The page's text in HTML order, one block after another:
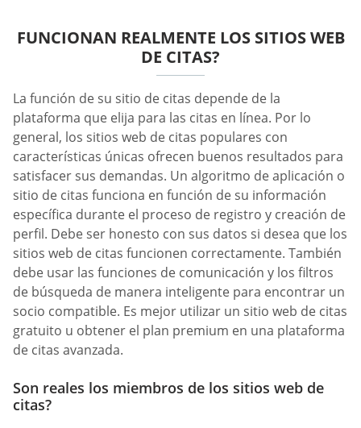
FUNCIONAN REALMENTE LOS SITIOS WEB
DE CITAS?
La función de su sitio de citas depende de la
plataforma que elija para las citas en línea. Por lo
general, los sitios web de citas populares con
características únicas ofrecen buenos resultados para
satisfacer sus demandas. Un algoritmo de aplicación o
sitio de citas funciona en función de su información
específica durante el proceso de registro y creación de
perfil. Debe ser honesto con sus datos si desea que los
sitios web de citas funcionen correctamente. También
debe usar las funciones de comunicación y los filtros
de búsqueda de manera inteligente para encontrar un
socio compatible. Es mejor utilizar un sitio web de citas
gratuito u obtener el plan premium en una plataforma
de citas avanzada.
Son reales los miembros de los sitios web de
citas?